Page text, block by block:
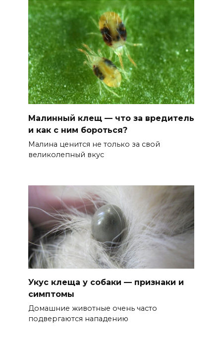
Малинный клещ — что за вредитель
и как с ним бороться?
Малина ценится не только за свой
великолепный вкус
Укус клеща у собаки — признаки и
симптомы
Домашние животные очень часто
подвергаются нападению